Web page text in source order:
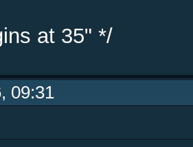
at 35" */
09:31